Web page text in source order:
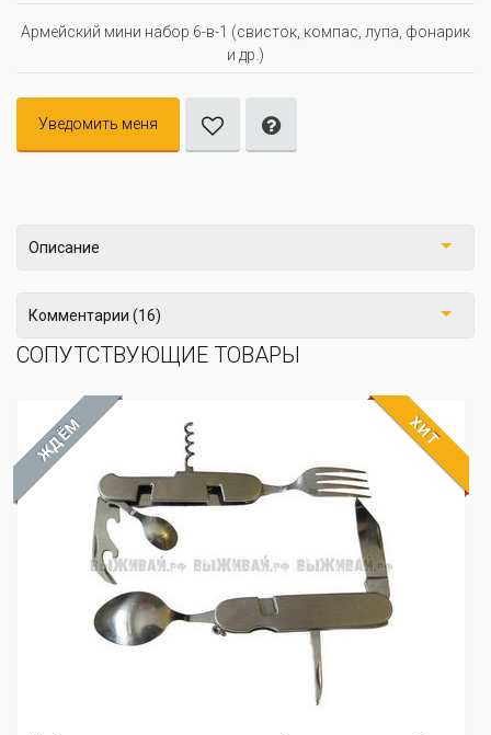
Армейский мини набор 6-в-1 (свисток, компас, лупа, фонарик
и др.)
Уведомить меня
Описание
Комментарии (16)
СОПУТСТВУЮЩИЕ ТОВАРЫ
ЖДЁМ ХИТ